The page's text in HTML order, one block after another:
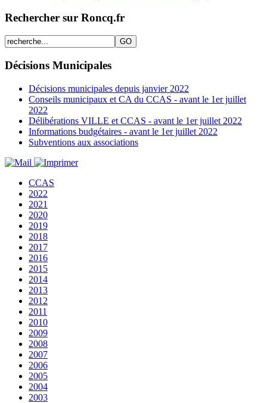
Rechercher sur Roncq.fr
Décisions Municipales
Décisions municipales depuis janvier 2022
Conseils municipaux et CA du CCAS - avant le 1er juillet
2022
Délibérations VILLE et CCAS - avant le 1er juillet 2022
Informations budgétaires - avant le 1er juillet 2022
Subventions aux associations
CCAS
2022
2021
2020
2019
2018
2017
2016
2015
2014
2013
2012
2011
2010
2009
2008
2007
2006
2005
2004
2003